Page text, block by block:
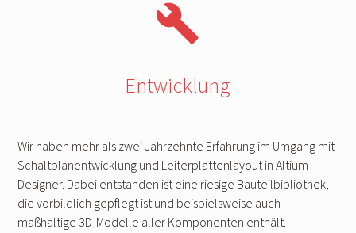
build
Entwicklung
Wir haben mehr als zwei Jahrzehnte Erfahrung im Umgang mit
Schaltplanentwicklung und Leiterplattenlayout in Altium
Designer. Dabei entstanden ist eine riesige Bauteilbibliothek,
die vorbildlich gepflegt ist und beispielsweise auch
maßhaltige 3D-Modelle aller Komponenten enthält.